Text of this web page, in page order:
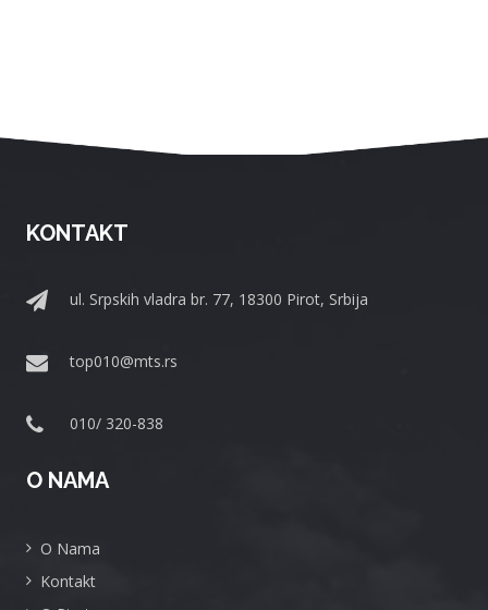
KONTAKT
ul. Srpskih vladra br. 77, 18300 Pirot, Srbija
top010@mts.rs
010/ 320-838
O NAMA
O Nama
Kontakt